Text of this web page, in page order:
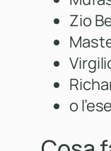
Zio
o